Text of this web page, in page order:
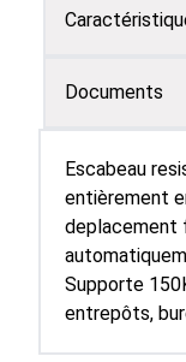
Documents
Escabeau
entièrement
deplacement
Supporte
entrepôts,